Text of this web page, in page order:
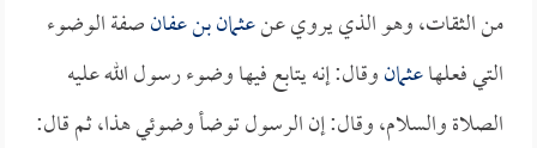
من الثقات، وهو الذي يروي عنعثمان بن عفانصفة الوضوء
التي فعلهاعثمانوقال: إنه يتابع فيها وضوء رسول الله عليه
الصلاة والسلام، وقال: إن الرسول توضأ وضوئي هذا، ثم قال: